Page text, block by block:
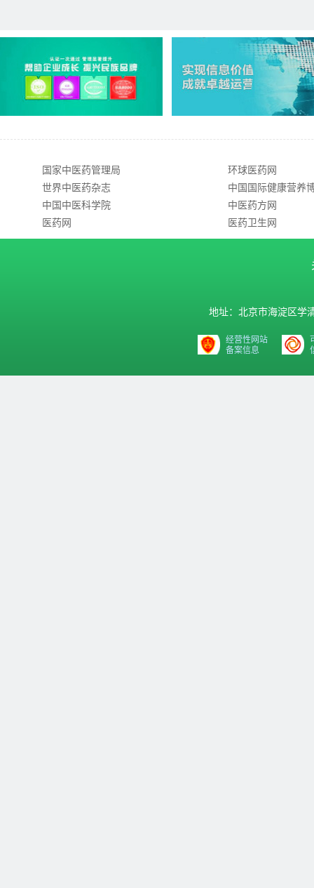
国家中医药管理局
世界中医药杂志
中国中医科学院
医药网
环球医药网
中国国际健康营养
中医药方网
医药卫生网
地址：北京市海淀区学
经营性网站
备案信息